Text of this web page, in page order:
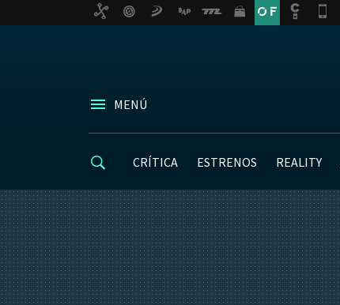
MENÚ
CRÍTICA ESTRENOS REALITY